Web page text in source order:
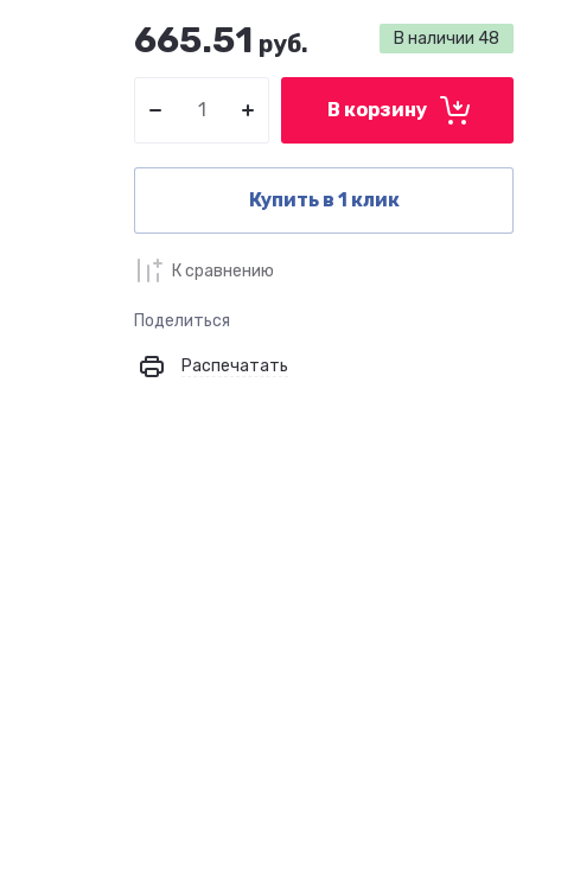
В наличии 48
665.51 руб.
В корзину
Купить в 1 клик
К сравнению
Поделиться
Распечатать